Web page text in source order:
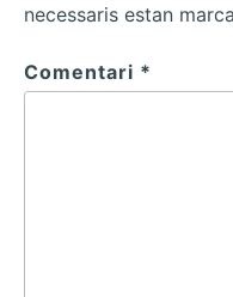
necessaris estan
Comentari *